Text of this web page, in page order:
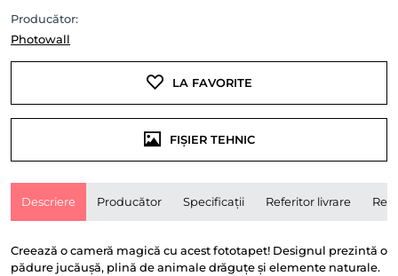
Producător:
Photowall
LA FAVORITE
FIȘIER TEHNIC
Descriere Producător Specificații Referitor livrare
Creează o cameră magică cu acest fototapet! Designul prezintă o
pădure jucăușă, plină de animale drăguțe și elemente naturale.